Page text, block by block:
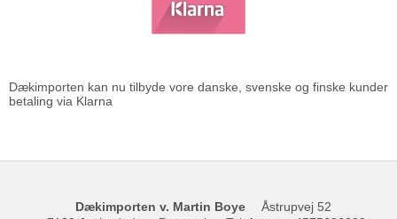
Dækimporten kan nu tilbyde vore danske, svenske og finske kunder
betaling via Klarna
Dækimporten v. Martin Boye
Åstrupvej 52